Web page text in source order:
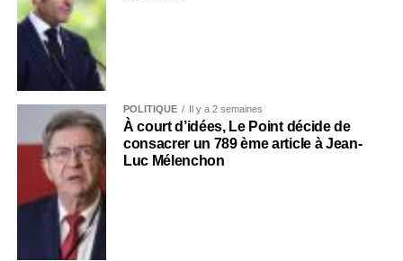
POLITIQUE Il y a 2 semaines
À court d’idées, Le Point décide de
consacrer un 789 ème article à Jean-
Luc Mélenchon